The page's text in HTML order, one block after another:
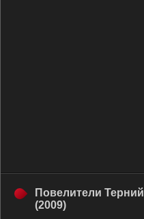
Повелители Терний
(2009)